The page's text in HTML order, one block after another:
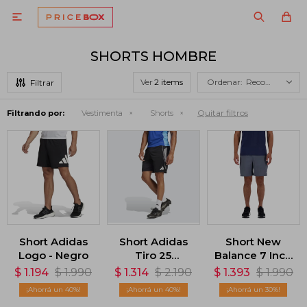

SHORTS HOMBRE
Ver Recomendados
Filtrando por: Vestimenta Shorts Quitar filtros
Short Adidas
Logo - Negro
$ 1.194 $ 1.990
40
Short Adidas
Tiro 25
Competition -
Negro
$ 1.314 $ 2.190
40
Short New
Balance 7 Inch
Brief - Gris
$ 1.393 $ 1.990
30